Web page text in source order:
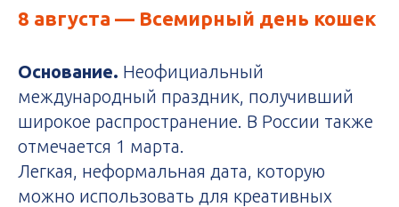
8 августа — Всемирный день кошек
Основание. Неофициальный
международный праздник, получивший
широкое распространение. В России также
отмечается 1 марта.
Легкая, неформальная дата, которую
можно использовать для креативных